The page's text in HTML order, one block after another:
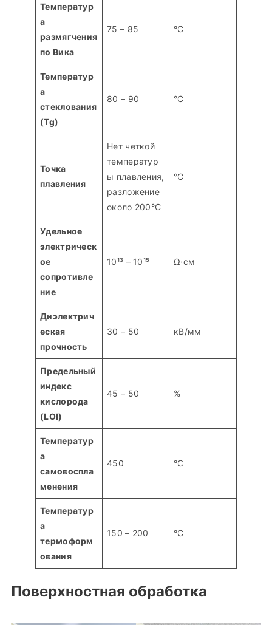
Температур
а
размягчения
по Вика
75 – 85 °С
Температур
а
стеклования
(Tg)
80 – 90 °С
Точка
плавления
Нет четкой
температур
ы плавления,
разложение
около 200°C
°С
Удельное
электрическ
ое
сопротивле
ние
10¹³ – 10¹⁵ Ω·см
Диэлектрич
еская
прочность
30 – 50 кВ/мм
Предельный
индекс
кислорода
(LOI)
45 – 50 %
Температур
а
самовоспла
менения
450 °С
Температур
а
термоформ
ования
150 – 200 °С
Поверхностная обработка